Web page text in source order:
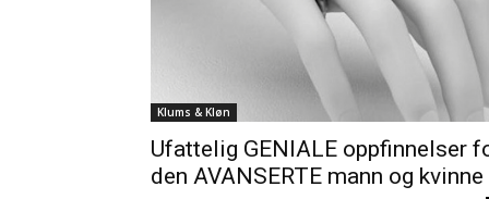
Klums & Kløn
Ufattelig GENIALE oppfinnelser
den AVANSERTE mann og kvinne